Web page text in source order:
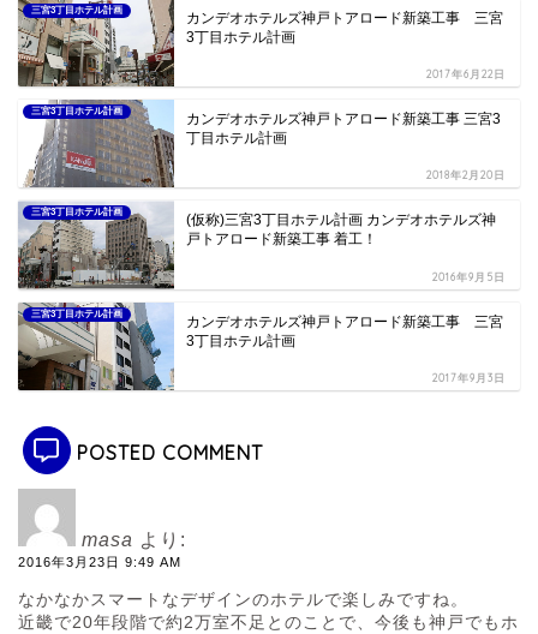
三宮3丁目ホテル計画
カンデオホテルズ神戸トアロード新築工事 三宮
3丁目ホテル計画
2017年6月22日
三宮3丁目ホテル計画
カンデオホテルズ神戸トアロード新築工事 三宮3
丁目ホテル計画
2018年2月20日
三宮3丁目ホテル計画
(仮称)三宮3丁目ホテル計画 カンデオホテルズ神
戸トアロード新築工事 着工！
2016年9月5日
三宮3丁目ホテル計画
カンデオホテルズ神戸トアロード新築工事 三宮
3丁目ホテル計画
2017年9月3日
POSTED COMMENT
masa より:
2016年3月23日 9:49 AM
なかなかスマートなデザインのホテルで楽しみですね。
近畿で20年段階で約2万室不足とのことで、今後も神戸でもホ